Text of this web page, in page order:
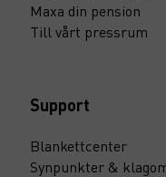
Maxa din pension
Till vårt pressrum
Support
Blankettcenter
Synpunkter &